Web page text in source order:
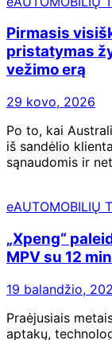
Pirmasis
pristatymas
vežimo erą
29 kovo, 2026
Po to, kai
iš sandėlio
sąnaudomis ir
eAUTOMOBILIŲ
„Xpeng“
MPV su 12
19 balandžio,
Praėjusiais
aptakų,